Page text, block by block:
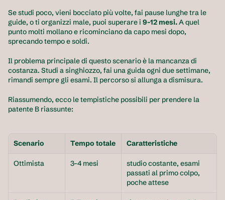
Se studi poco, vieni bocciato più volte, fai pause lunghe tra le
guide, o ti organizzi male, puoi superare i 9-12 mesi. A quel
punto molti mollano e ricominciano da capo mesi dopo,
sprecando tempo e soldi.
Il problema principale di questo scenario è la mancanza di
costanza. Studi a singhiozzo, fai una guida ogni due settimane,
rimandi sempre gli esami. Il percorso si allunga a dismisura.
Riassumendo, ecco le tempistiche possibili per prendere la
patente B riassunte:
Scenario Tempo totale Caratteristiche
Ottimista 3–4 mesi
studio costante, esami
passati al primo colpo,
poche attese